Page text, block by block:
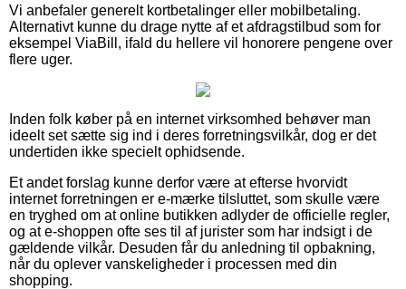
Vi anbefaler generelt kortbetalinger eller mobilbetaling.
Alternativt kunne du drage nytte af et afdragstilbud som for
eksempel ViaBill, ifald du hellere vil honorere pengene over
flere uger.
Inden folk køber på en internet virksomhed behøver man
ideelt set sætte sig ind i deres forretningsvilkår, dog er det
undertiden ikke specielt ophidsende.
Et andet forslag kunne derfor være at efterse hvorvidt
internet forretningen er e-mærke tilsluttet, som skulle være
en tryghed om at online butikken adlyder de officielle regler,
og at e-shoppen ofte ses til af jurister som har indsigt i de
gældende vilkår. Desuden får du anledning til opbakning,
når du oplever vanskeligheder i processen med din
shopping.